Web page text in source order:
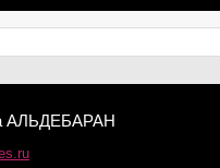
АЛЬДЕБАРАН